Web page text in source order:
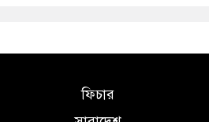
ফিচার